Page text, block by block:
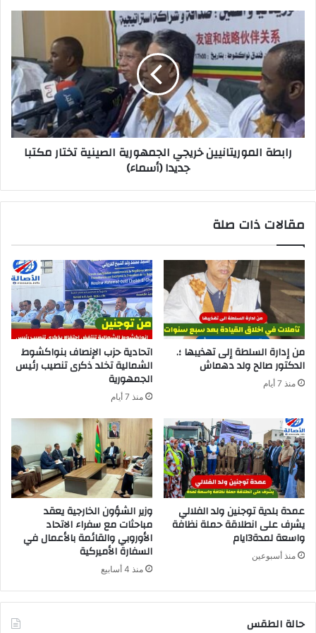
رابطة الموريتانيين خريجي الجمهورية الصينية تختار مكتبا
جديدا (أسماء)
مقالات ذات صلة
من إدارة السلطة إلى تهذيبها ؛.
الدكتور صالح ولد دهماش
منذ 7 أيام
اتحادية حزب الإنصاف بنواكشوط
الشمالية تخلد ذكرى تنصيب رئيس
الجمهورية
منذ 7 أيام
عمدة بلدية توجنين ولد الفلالي
يشرف على انطلاقة حملة نظافة
واسعة لمدة3ايام
منذ أسبوعين
وزير الشؤون الخارجية يعقد
مباحثات مع سفراء الاتحاد
الأوروبي والقائمة بالأعمال في
السفارة الأميركية
منذ 4 أسابيع
حالة الطقس